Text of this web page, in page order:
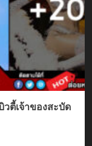
ตี้เจ้าของสะบัด